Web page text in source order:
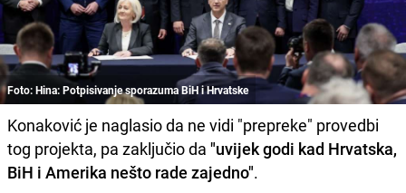
Foto: Hina: Potpisivanje sporazuma BiH i Hrvatske
Konaković je naglasio da ne vidi "prepreke" provedbi
tog projekta, pa zaključio da "uvijek godi kad Hrvatska,
BiH i Amerika nešto rade zajedno".